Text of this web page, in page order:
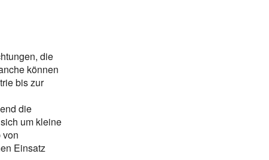
die
können
bis zur
die
um kleine
von
Einsatz